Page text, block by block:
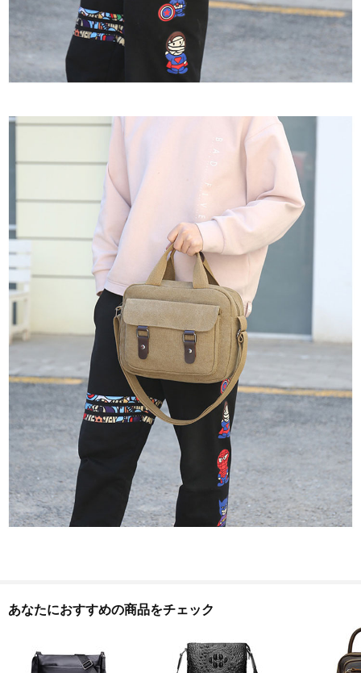
あなたにおすすめの商品をチェック